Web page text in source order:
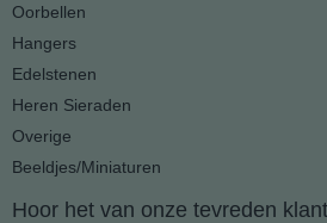
Oorbellen
Hangers
Edelstenen
Heren Sieraden
Overige
Beeldjes/Miniaturen
Hoor het van onze tevreden